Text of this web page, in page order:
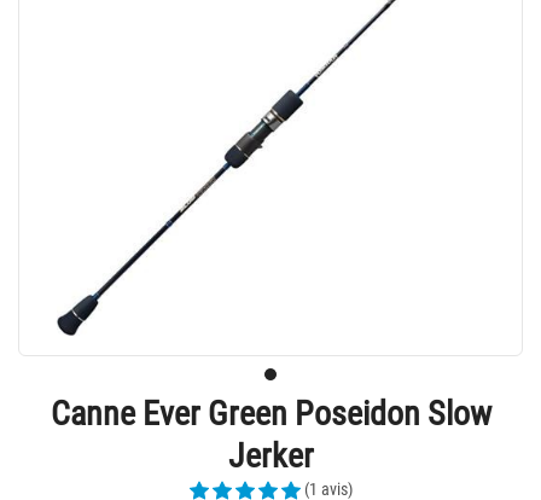
Canne Ever Green Poseidon Slow
Jerker
(1 avis)